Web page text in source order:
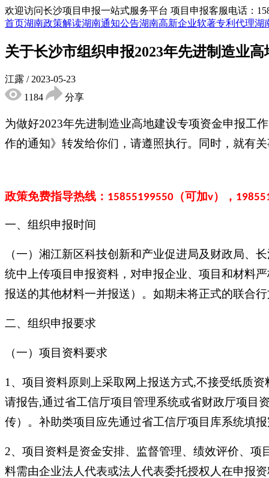
欢迎访问长沙项目申报一站式服务平台 项目申报客服电话：
首页湖南政策解读湖南通知公告湖南高新企业软著专利代理湖
关于长沙市组织申报2023年先进制造业
江露 / 2023-05-23
1184
分享
为做好2023年先进制造业高地建设专项资金申报工
作的通知》转发给你们，请遵照执行。同时，就有
政策免费指导热线： 15855199550 （可加v），
一、组织申报时间
（一）湘江新区科技创新和产业促进局及财政局、
统中上传项目申报资料，对申报企业、项目和材料
报送的其他材料一并报送）。如期未将正式的联合
二、组织申报要求
（一）项目资料要求
1、项目资料原则上采取网上报送方式,不接受纸质
请报告,通过省工信厅项目管理系统或省财政厅项目
传）。补助类项目应先通过省工信厅项目库系统填
2、项目资料是资金安排、监督管理、绩效评价、
料需由企业法人代表或法人代表委托授权人在申报